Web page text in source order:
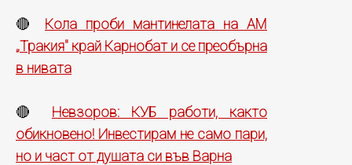
🔴 Кола проби мантинелата на АМ
„Тракия" край Карнобат и се преобърна
в нивата
🔴 Невзоров: КУБ работи, както
обикновено! Инвестирам не само пари,
но и част от душата си във Варна